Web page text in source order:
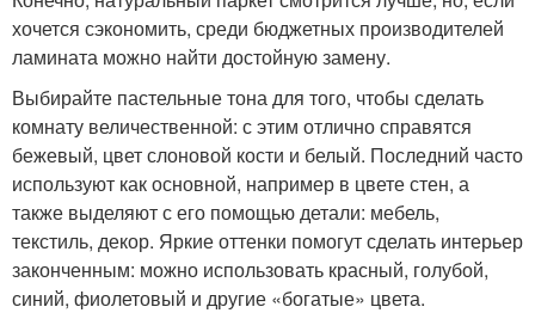
хочется сэкономить, среди бюджетных производителей
ламината можно найти достойную замену.
Выбирайте пастельные тона для того, чтобы сделать
комнату величественной: с этим отлично справятся
бежевый, цвет слоновой кости и белый. Последний часто
используют как основной, например в цвете стен, а
также выделяют с его помощью детали: мебель,
текстиль, декор. Яркие оттенки помогут сделать интерьер
законченным: можно использовать красный, голубой,
синий, фиолетовый и другие «богатые» цвета.